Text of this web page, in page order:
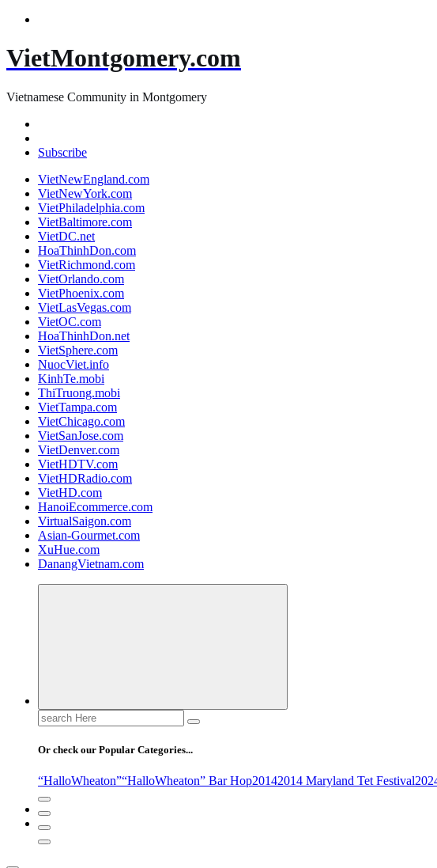
VietMontgomery.com
Vietnamese Community in Montgomery
Subscribe
VietNewEngland.com
VietNewYork.com
VietPhiladelphia.com
VietBaltimore.com
VietDC.net
HoaThinhDon.com
VietRichmond.com
VietOrlando.com
VietPhoenix.com
VietLasVegas.com
VietOC.com
HoaThinhDon.net
VietSphere.com
NuocViet.info
KinhTe.mobi
ThiTruong.mobi
VietTampa.com
VietChicago.com
VietSanJose.com
VietDenver.com
VietHDTV.com
VietHDRadio.com
VietHD.com
HanoiEcommerce.com
VirtualSaigon.com
Asian-Gourmet.com
XuHue.com
DanangVietnam.com
Search
for:
Or check our Popular Categories...
“HalloWheaton”“HalloWheaton” Bar Hop20142014 Maryland Tet Festival